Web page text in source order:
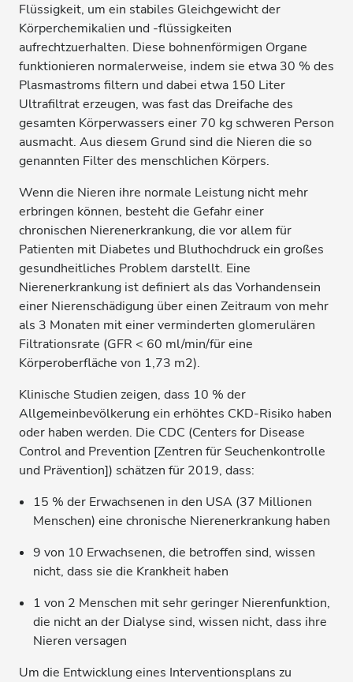
Flüssigkeit, um ein stabiles Gleichgewicht der
Körperchemikalien und -flüssigkeiten
aufrechtzuerhalten. Diese bohnenförmigen Organe
funktionieren normalerweise, indem sie etwa 30 % des
Plasmastroms filtern und dabei etwa 150 Liter
Ultrafiltrat erzeugen, was fast das Dreifache des
gesamten Körperwassers einer 70 kg schweren Person
ausmacht. Aus diesem Grund sind die Nieren die so
genannten Filter des menschlichen Körpers.
Wenn die Nieren ihre normale Leistung nicht mehr
erbringen können, besteht die Gefahr einer
chronischen Nierenerkrankung, die vor allem für
Patienten mit Diabetes und Bluthochdruck ein großes
gesundheitliches Problem darstellt. Eine
Nierenerkrankung ist definiert als das Vorhandensein
einer Nierenschädigung über einen Zeitraum von mehr
als 3 Monaten mit einer verminderten glomerulären
Filtrationsrate (GFR < 60 ml/min/für eine
Körperoberfläche von 1,73 m2).
Klinische Studien zeigen, dass 10 % der
Allgemeinbevölkerung ein erhöhtes CKD-Risiko haben
oder haben werden. Die CDC (Centers for Disease
Control and Prevention [Zentren für Seuchenkontrolle
und Prävention]) schätzen für 2019, dass:
15 % der Erwachsenen in den USA (37 Millionen
Menschen) eine chronische Nierenerkrankung haben
9 von 10 Erwachsenen, die betroffen sind, wissen
nicht, dass sie die Krankheit haben
1 von 2 Menschen mit sehr geringer Nierenfunktion,
die nicht an der Dialyse sind, wissen nicht, dass ihre
Nieren versagen
Um die Entwicklung eines Interventionsplans zu